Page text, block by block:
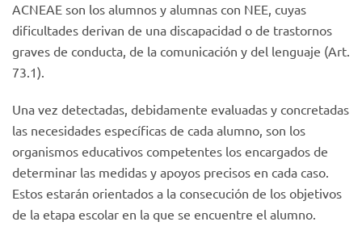
ACNEAE son los alumnos y alumnas con NEE, cuyas
dificultades derivan de una discapacidad o de trastornos
graves de conducta, de la comunicación y del lenguaje (Art.
73.1).
Una vez detectadas, debidamente evaluadas y concretadas
las necesidades específicas de cada alumno, son los
organismos educativos competentes los encargados de
determinar las medidas y apoyos precisos en cada caso.
Estos estarán orientados a la consecución de los objetivos
de la etapa escolar en la que se encuentre el alumno.